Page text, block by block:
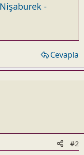
-
Cevapla
#2